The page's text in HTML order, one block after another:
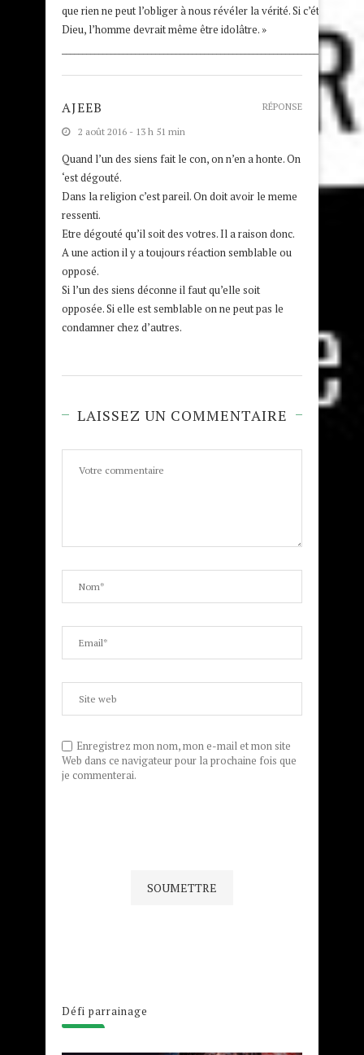
que rien ne peut l’obliger à nous révéler la vérité. Si c’était la
Dieu, l’homme devrait même être idolâtre. »
AJEEB
2 août 2016 - 13 h 51 min
Quand l’un des siens fait le con, on n’en a honte. On
‘est dégouté.
Dans la religion c’est pareil. On doit avoir le meme
ressenti.
Etre dégouté qu’il soit des votres. Il a raison donc.
A une action il y a toujours réaction semblable ou
opposé.
Si l’un des siens déconne il faut qu’elle soit
opposée. Si elle est semblable on ne peut pas le
condamner chez d’autres.
RÉPONSE
LAISSEZ UN COMMENTAIRE
Enregistrez mon nom, mon e-mail et mon site
Web dans ce navigateur pour la prochaine fois que
je commenterai.
Défi parrainage